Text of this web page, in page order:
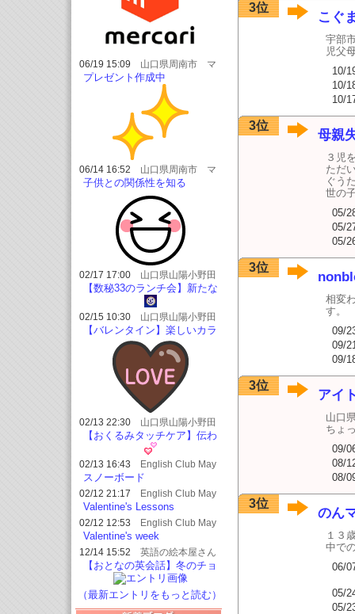
06/19 15:09 山口県周南市 マ
ヤ暦鑑定リーディング happy-
プレゼント作成中
06/14 16:52 山口県周南市 マ
ヤ暦鑑定リーディング happy-
子供との関係性を知る
02/17 17:00 山口県山陽小野田
市/長門市/美祢市/ベビーマッサー
ジ&サイン教室SORATO-宙と-
【数秘33のランチ会】新たな
自分|山口グランドホテル
02/15 10:30 山口県山陽小野田
市/長門市/美祢市/ベビーマッサー
ジ&サイン教室SORATO-宙と-
【バレンタイン】楽しいカラ
フル|山陽小野田市
02/13 22:30 山口県山陽小野田
市/長門市/美祢市/ベビーマッサー
ジ&サイン教室SORATO-宙と-
【おくるみタッチケア】伝わ
る温もりを伝えたい|山陽小野
田市
02/13 16:43 English Club May
スタッフ日記
スノーボード
02/12 21:17 English Club May
スタッフ日記
Valentine's Lessons
02/12 12:53 English Club May
スタッフ日記
Valentine's week
12/14 15:52 英語の絵本屋さん
MAMACOTO
【おとなの英会話】冬のチョ
コレート”トリュフチョコ”を
つくる
（最新エントリをもっと読む）
3位
こぐ
宇部
児父
10/
10/
10/
3位
母親
３児
ただ
ぐう
世の
05/
05/
05/
3位
相変
す。
09/
09/
09/
3位
アイ
山口
ちょ
09/
08/
08/
3位
のん
１３
中で
06/
05/
05/